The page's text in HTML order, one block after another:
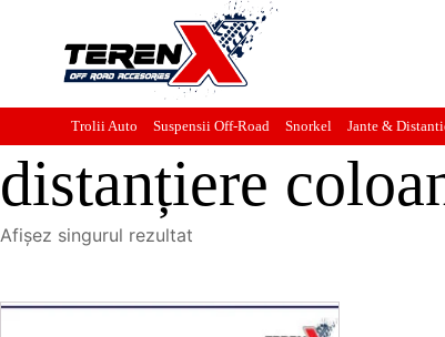
Trolii Auto Suspensii Off-Road Snorkel Jante &
distanțiere
Afișez singurul rezultat